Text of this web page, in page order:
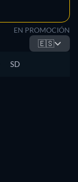
EN PROMOCIÓN
🇪🇸
SD